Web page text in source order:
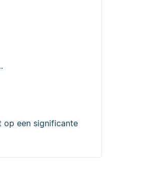
een significante